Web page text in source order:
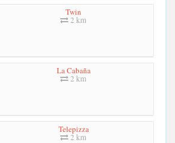
Twin
2 km
La Cabaña
2 km
Telepizza
2 km